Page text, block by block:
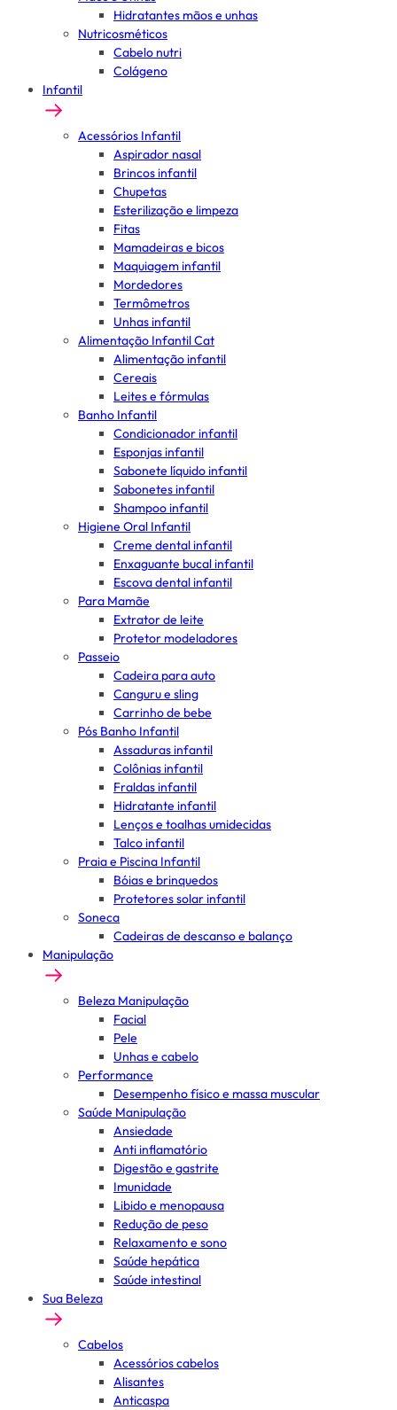
Hidratantes mãos e unhas
Nutricosméticos
Cabelo nutri
Colágeno
Infantil
Acessórios Infantil
Aspirador nasal
Brincos infantil
Chupetas
Esterilização e limpeza
Fitas
Mamadeiras e bicos
Maquiagem infantil
Mordedores
Termômetros
Unhas infantil
Alimentação Infantil Cat
Alimentação infantil
Cereais
Leites e fórmulas
Banho Infantil
Condicionador infantil
Esponjas infantil
Sabonete líquido infantil
Sabonetes infantil
Shampoo infantil
Higiene Oral Infantil
Creme dental infantil
Enxaguante bucal infantil
Escova dental infantil
Para Mamãe
Extrator de leite
Protetor modeladores
Passeio
Cadeira para auto
Canguru e sling
Carrinho de bebe
Pós Banho Infantil
Assaduras infantil
Colônias infantil
Fraldas infantil
Hidratante infantil
Lenços e toalhas umidecidas
Talco infantil
Praia e Piscina Infantil
Bóias e brinquedos
Protetores solar infantil
Soneca
Cadeiras de descanso e balanço
Manipulação
Beleza Manipulação
Facial
Pele
Unhas e cabelo
Performance
Desempenho físico e massa muscular
Saúde Manipulação
Ansiedade
Anti inflamatório
Digestão e gastrite
Imunidade
Libido e menopausa
Redução de peso
Relaxamento e sono
Saúde hepática
Saúde intestinal
Sua Beleza
Cabelos
Acessórios cabelos
Alisantes
Anticaspa